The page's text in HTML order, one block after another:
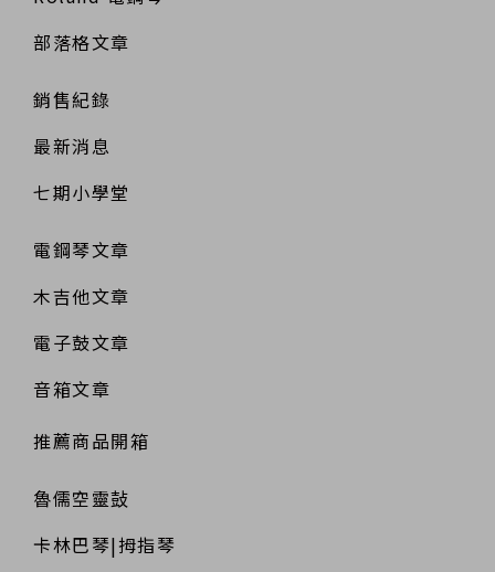
部落格文章
銷售紀錄
最新消息
七期小學堂
電鋼琴文章
木吉他文章
電子鼓文章
音箱文章
推薦商品開箱
魯儒空靈鼔
卡林巴琴|拇指琴